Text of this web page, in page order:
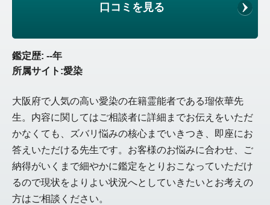
口コミを見る
鑑定歴: --年
所属サイト:愛染
大阪府で人気の高い愛染の在籍霊能者である瑠依華先
生。内容に関してはご相談者に詳細までお伝えをいただ
かなくても、ズバリ悩みの核心までいきつき、即座にお
答えいただける先生です。お客様のお悩みに合わせ、ご
納得がいくまで細やかに鑑定をとりおこなっていただけ
るので現状をよりよい状況へとしていきたいとお考えの
方はご相談ください。